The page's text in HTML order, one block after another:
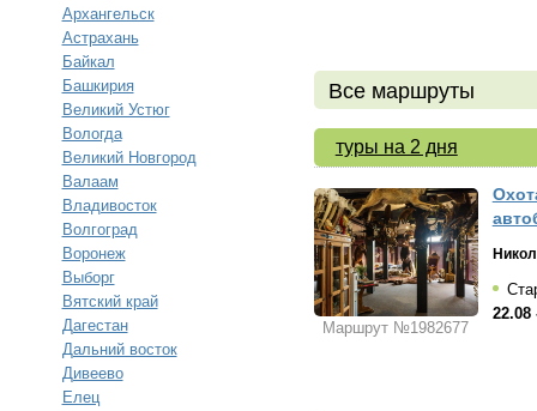
Архангельск
Астрахань
Байкал
Башкирия
Великий Устюг
Вологда
Великий Новгород
Валаам
Владивосток
Волгоград
Воронеж
Выборг
Вятский край
Дагестан
Дальний восток
Дивеево
Елец
Все маршруты
туры на 2 дня
Маршрут №1982677
22.08